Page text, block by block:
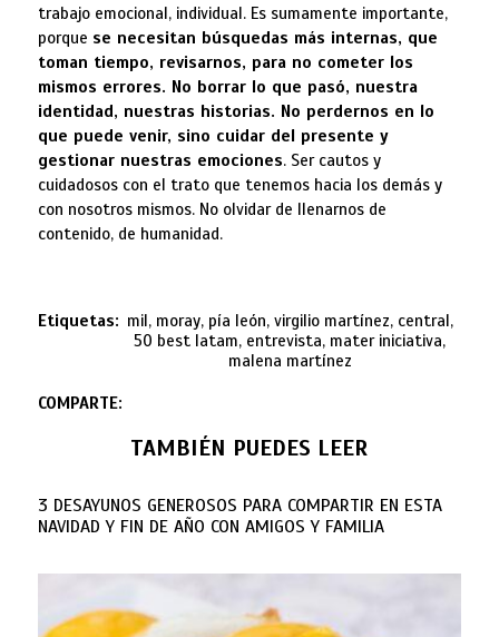
trabajo emocional, individual. Es sumamente importante,
porque se necesitan búsquedas más internas, que
toman tiempo, revisarnos, para no cometer los
mismos errores. No borrar lo que pasó, nuestra
identidad, nuestras historias. No perdernos en lo
que puede venir, sino cuidar del presente y
gestionar nuestras emociones. Ser cautos y
cuidadosos con el trato que tenemos hacia los demás y
con nosotros mismos. No olvidar de llenarnos de
contenido, de humanidad.
Etiquetas: mil, moray, pía león, virgilio martínez, central,
50 best latam, entrevista, mater iniciativa,
malena martínez
COMPARTE:
TAMBIÉN PUEDES LEER
3 DESAYUNOS GENEROSOS PARA COMPARTIR EN ESTA
NAVIDAD Y FIN DE AÑO CON AMIGOS Y FAMILIA